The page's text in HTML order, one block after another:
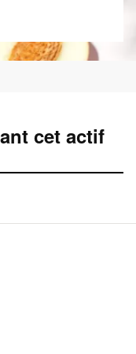
cet actif